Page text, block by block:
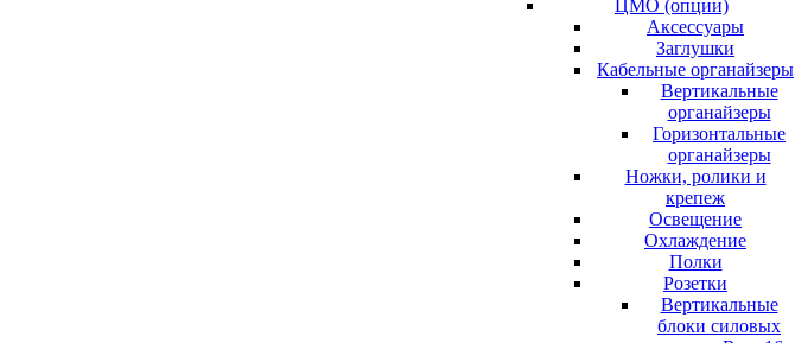
ЦМО (опции)
Аксессуары
Заглушки
Кабельные органайзеры
Вертикальные
органайзеры
Горизонтальные
органайзеры
Ножки, ролики и
крепеж
Освещение
Охлаждение
Полки
Розетки
Вертикальные
блоки силовых